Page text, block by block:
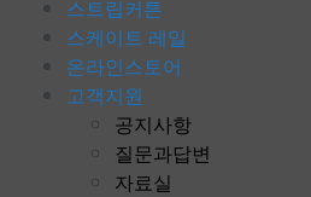
스트립커튼
스케이트 레일
온라인스토어
고객지원
공지사항
질문과답변
자료실